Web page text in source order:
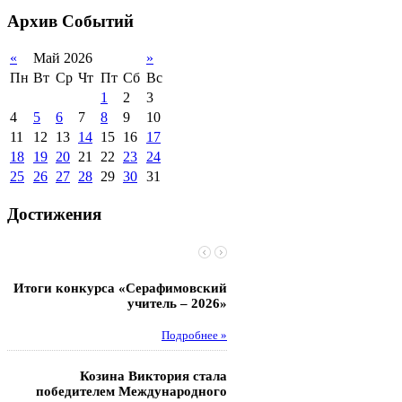
Международное
сотрудничество
Организация питания в
образовательной
организации
2011-2012 уч.год
Архив Событий
« Май 2026
»
Пн Вт Ср Чт Пт Сб Вс
1
2
3
4
5 6 7 8 9
10
11
12 13 14 15 16
17
18
19 20 21 22 23 24
25 26 27 28 29 30 31
Достижения
Итоги конкурса «Серафимовский
учитель – 2026»
Подробнее »
Козина Виктория стала
победителем Международного